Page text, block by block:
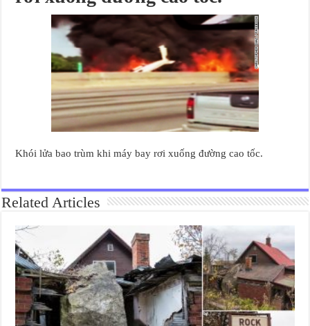
Khói lửa bao trùm khi máy bay rơi xuống đường cao tốc.
Related Articles